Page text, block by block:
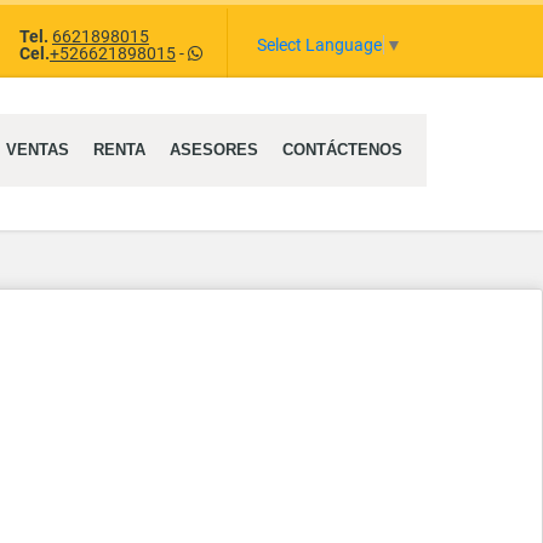
Tel. 6621898015
Cel.+526621898015- Select Language ▼
VENTAS RENTA ASESORES CONTÁCTENOS